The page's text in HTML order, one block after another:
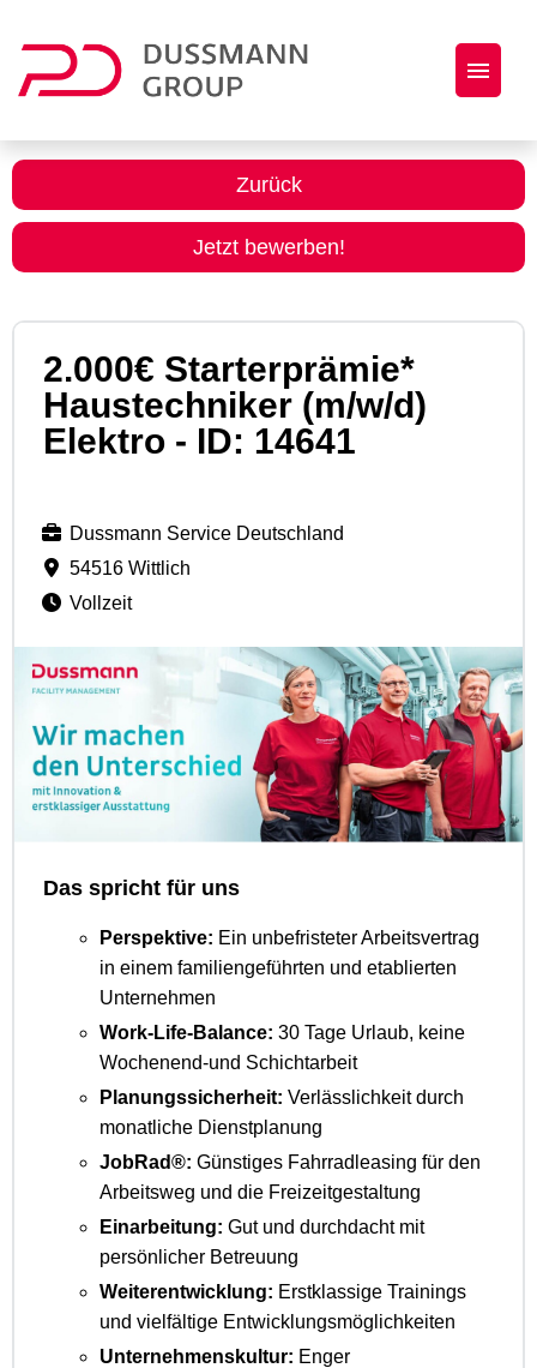
Jobs
Initiativbewerbung
Zurück
Jetzt bewerben!
2.000€ Starterprämie*
Haustechniker (m/w/d)
Elektro - ID: 14641
Dussmann Service Deutschland
54516 Wittlich
Vollzeit
Das spricht für uns
Perspektive: Ein unbefristeter Arbeitsvertrag
in einem familiengeführten und etablierten
Unternehmen
Work-Life-Balance: 30 Tage Urlaub, keine
Wochenend-und Schichtarbeit
Planungssicherheit: Verlässlichkeit durch
monatliche Dienstplanung
JobRad®: Günstiges Fahrradleasing für den
Arbeitsweg und die Freizeitgestaltung
Einarbeitung: Gut und durchdacht mit
persönlicher Betreuung
Weiterentwicklung: Erstklassige Trainings
und vielfältige Entwicklungsmöglichkeiten
Unternehmenskultur: Enger